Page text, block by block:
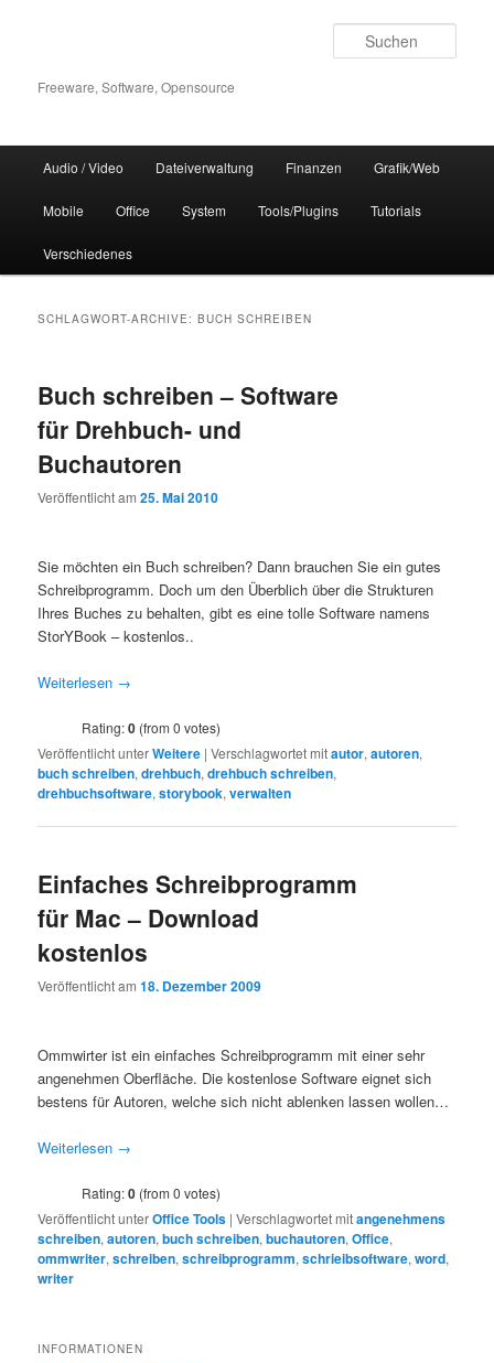
wechselnFreeware, Software, Opensource
Audio / Video Dateiverwaltung Finanzen Grafik/Web
Mobile Office System Tools/Plugins Tutorials
Verschiedenes
SCHLAGWORT-ARCHIVE:BUCH SCHREIBEN
Buch schreiben – Software
für Drehbuch- und
Buchautoren
Veröffentlicht am25. Mai 2010
Sie möchten ein Buch schreiben? Dann brauchen Sie ein gutes
Schreibprogramm. Doch um den Überblich über die Strukturen
Ihres Buches zu behalten, gibt es eine tolle Software namens
StorYBook – kostenlos..
Weiterlesen →
Rating:0 (from 0 votes)
Veröffentlicht unterWeitere |Verschlagwortet mitautor,autoren,
buch schreiben,drehbuch,drehbuch schreiben,
drehbuchsoftware,storybook,verwalten
Einfaches Schreibprogramm
für Mac – Download
kostenlos
Veröffentlicht am18. Dezember 2009
Ommwirter ist ein einfaches Schreibprogramm mit einer sehr
angenehmen Oberfläche. Die kostenlose Software eignet sich
bestens für Autoren, welche sich nicht ablenken lassen wollen…
Weiterlesen →
Rating:0 (from 0 votes)
Veröffentlicht unterOffice Tools |Verschlagwortet mitangenehmens
schreiben,autoren,buch schreiben,buchautoren,Office,
ommwriter,schreiben,schreibprogramm,schrieibsoftware,word,
writer
INFORMATIONEN